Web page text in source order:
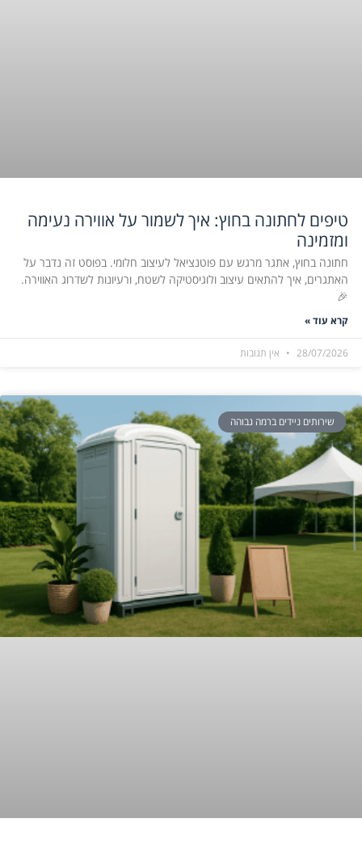
טיפים לחתונה בחוץ: איך לשמור על אווירה נעימה
ומזמינה
חתונה בחוץ, אתגר מרגש עם פוטנציאל לעיצוב חלומי. בפוסט זה נדבר על
האתגרים, איך להתאים עיצוב ולוגיסטיקה לשטח, ורעיונות לשדרוג האווירה.
🎉
קרא עוד »
28/07/2026 אין תגובות
שירותים ניידים ברמה גבוהה